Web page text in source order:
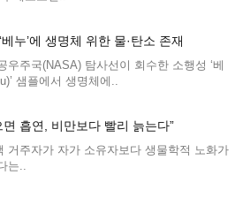
베누’에 생명체 위한 물·탄소 존재
우주국(NASA) 탐사선이 회수한 소행성 ‘베
샘플에서 생명체에..
면 흡연, 비만보다 빨리 늙는다”
거주자가 자가 소유자보다 생물학적 노화가
는..